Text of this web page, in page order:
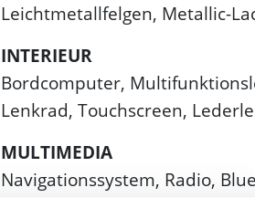
Leichtmetallfelgen, Metallic-
INTERIEUR
Bordcomputer,
Lenkrad, Touchscreen,
MULTIMEDIA
Navigationssystem, Radio,